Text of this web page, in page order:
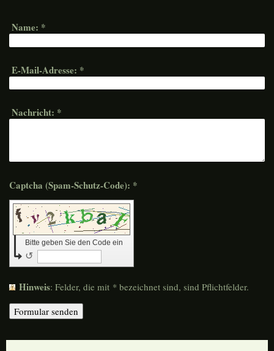
Name: *
E-Mail-Adresse: *
Nachricht: *
Captcha (Spam-Schutz-Code): *
Bitte geben Sie den Code ein
↺
Hinweis : Felder, die mit * bezeichnet sind, sind Pflichtfelder.